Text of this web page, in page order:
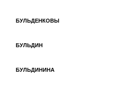
БУЛЬДЕНКОВЫ
БУЛЬДИН
БУЛЬДИНИНА